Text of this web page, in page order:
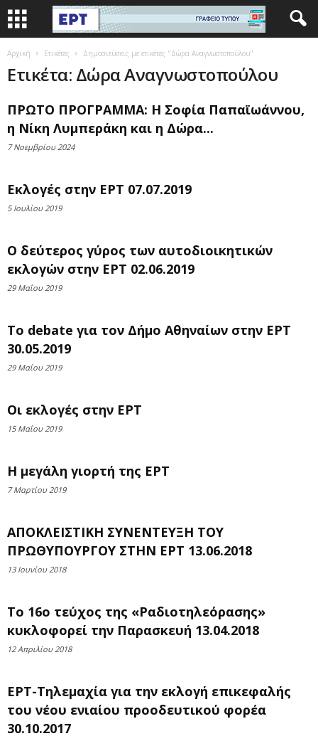
Αρχική Ετικέτες Δημοσιεύσεις με ετικέτες "Δώρα Αναγνωστοπούλου"
Ετικέτα: Δώρα Αναγνωστοπούλου
ΠΡΩΤΟ ΠΡΟΓΡΑΜΜΑ: Η Σοφία Παπαϊωάννου,
η Νίκη Λυμπεράκη και η Δώρα...
7 Νοεμβρίου 2024
Εκλογές στην ΕΡΤ 07.07.2019
5 Ιουλίου 2019
Ο δεύτερος γύρος των αυτοδιοικητικών
εκλογών στην ΕΡΤ 02.06.2019
29 Μαΐου 2019
To debate για τον Δήμο Αθηναίων στην ΕΡΤ
30.05.2019
29 Μαΐου 2019
Οι εκλογές στην ΕΡΤ
15 Μαΐου 2019
Η μεγάλη γιορτή της ΕΡΤ
7 Μαρτίου 2019
ΑΠΟΚΛΕΙΣΤΙΚΗ ΣΥΝΕΝΤΕΥΞΗ ΤΟΥ
ΠΡΩΘΥΠΟΥΡΓΟΥ ΣΤΗΝ ΕΡΤ 13.06.2018
13 Ιουνίου 2018
To 16ο τεύχος της «Ραδιοτηλεόρασης»
κυκλοφορεί την Παρασκευή 13.04.2018
12 Απριλίου 2018
ΕΡΤ-Τηλεμαχία για την εκλογή επικεφαλής
του νέου ενιαίου προοδευτικού φορέα
30.10.2017